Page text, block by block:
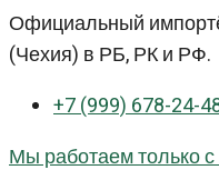
Перейти
к
Официальный
(Чехия) в РБ, РК и РФ.
+7 (999) 678-24-
Мы работаем только